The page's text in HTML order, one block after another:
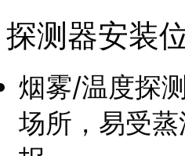
探测器安装
烟雾/温度探
场所，易受